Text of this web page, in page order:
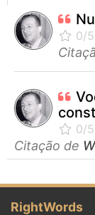
Citação de
RightWords